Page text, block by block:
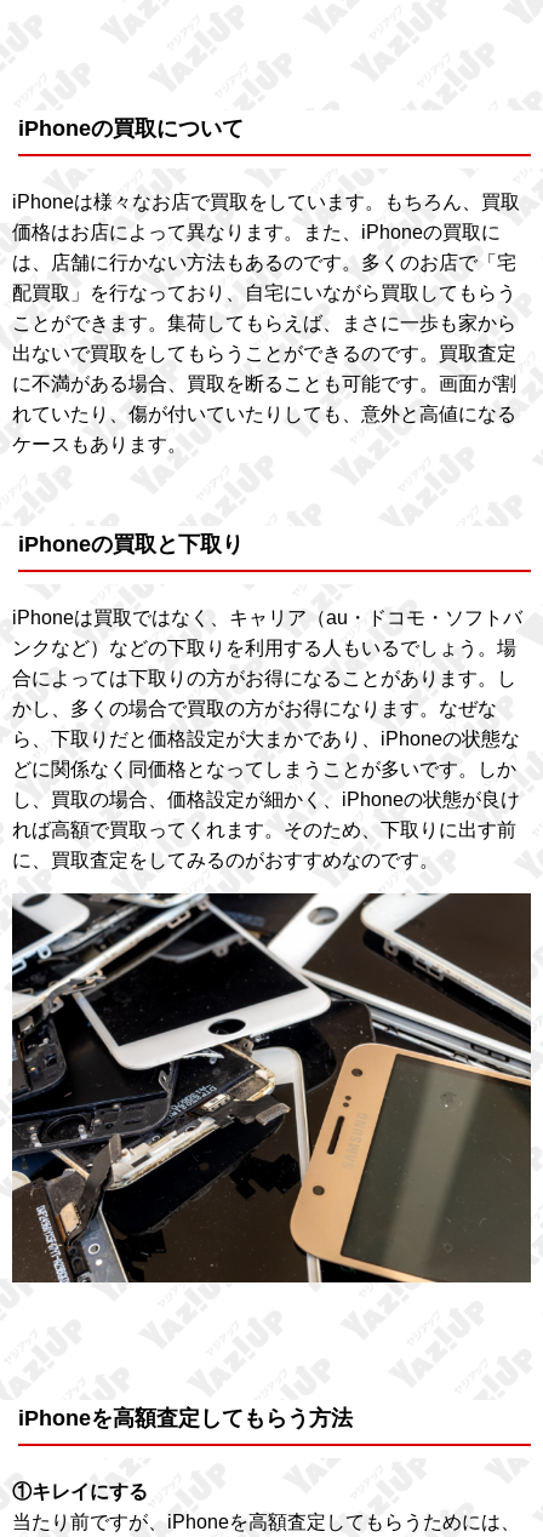
iPhoneの買取について
iPhoneは様々なお店で買取をしています。もちろん、買取
価格はお店によって異なります。また、iPhoneの買取に
は、店舗に行かない方法もあるのです。多くのお店で「宅
配買取」を行なっており、自宅にいながら買取してもらう
ことができます。集荷してもらえば、まさに一歩も家から
出ないで買取をしてもらうことができるのです。買取査定
に不満がある場合、買取を断ることも可能です。画面が割
れていたり、傷が付いていたりしても、意外と高値になる
ケースもあります。
iPhoneの買取と下取り
iPhoneは買取ではなく、キャリア（au・ドコモ・ソフトバ
ンクなど）などの下取りを利用する人もいるでしょう。場
合によっては下取りの方がお得になることがあります。し
かし、多くの場合で買取の方がお得になります。なぜな
ら、下取りだと価格設定が大まかであり、iPhoneの状態な
どに関係なく同価格となってしまうことが多いです。しか
し、買取の場合、価格設定が細かく、iPhoneの状態が良け
れば高額で買取ってくれます。そのため、下取りに出す前
に、買取査定をしてみるのがおすすめなのです。
iPhoneを高額査定してもらう方法
①キレイにする
当たり前ですが、iPhoneを高額査定してもらうためには、